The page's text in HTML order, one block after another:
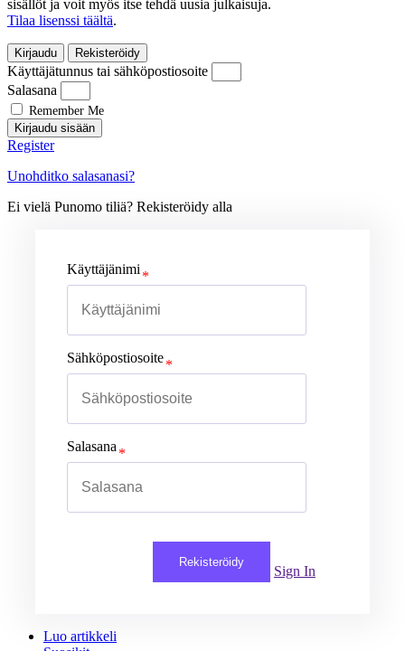
sisällöt ja voit myös itse tehdä uusia julkaisuja.
Tilaa lisenssi täältä.
Kirjaudu Rekisteröidy
Käyttäjätunnus tai sähköpostiosoite
Salasana
Remember Me
Kirjaudu sisään
Register
Unohditko salasanasi?
Ei vielä Punomo tiliä? Rekisteröidy alla
Käyttäjänimi
Sähköpostiosoite
Salasana
Rekisteröidy
Sign In
Luo artikkeli